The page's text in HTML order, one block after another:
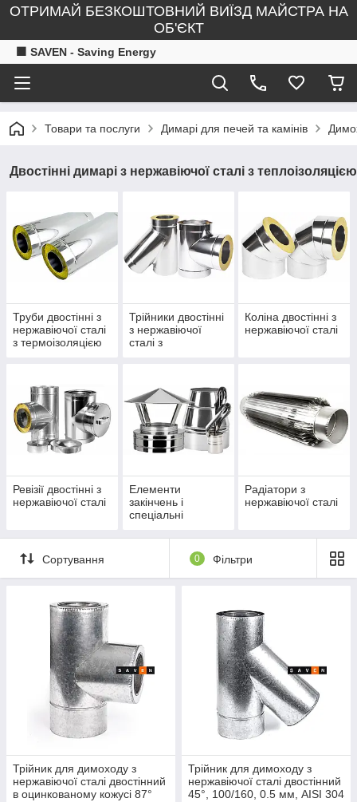
ОТРИМАЙ БЕЗКОШТОВНИЙ ВИЇЗД МАЙСТРА НА
ОБ'ЄКТ
🟧 SAVEN - Saving Energy
Товари та послуги Димарі для печей та камінів
Двостінні димарі з нержавіючої сталі з теплоізоляцією
Труби двостінні з
нержавіючої сталі
з термоізоляцією
Трійники двостінні
з нержавіючої
сталі з
Коліна двостінні з
нержавіючої сталі
Ревізії двостінні з
нержавіючої сталі
Елементи
закінчень і
спеціальні
двостінні з
нержавіючої сталі
Радіатори з
нержавіючої сталі
Сортування 0 Фільтри
Трійник для димоходу з
нержавіючої сталі двостінний
в оцинкованому кожусі 87°
Трійник для димоходу з
нержавіючої сталі двостінний
45°, 100/160, 0.5 мм, AISI 304